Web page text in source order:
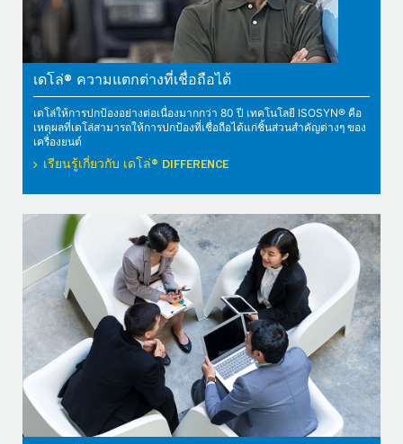
เดโล่® ความแตกต่างที่เชื่อถือได้
เดโล่ให้การปกป้องอย่างต่อเนื่องมากกว่า 80 ปี เทคโนโลยี ISOSYN® คือ
เหตุผลที่เดโล่สามารถให้การปกป้องที่เชื่อถือได้แก่ชิ้นส่วนสำคัญต่างๆ ของ
เครื่องยนต์
เรียนรู้เกี่ยวกับ เดโล่® DIFFERENCE